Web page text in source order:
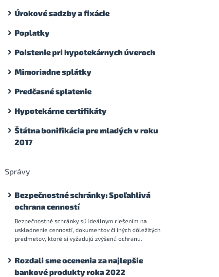
Úrokové sadzby a fixácie
Poplatky
Poistenie pri hypotekárnych úveroch
Mimoriadne splátky
Predčasné splatenie
Hypotekárne certifikáty
Štátna bonifikácia pre mladých v roku
2017
Správy
Bezpečnostné schránky: Spoľahlivá
ochrana cenností
Bezpečnostné schránky sú ideálnym riešením na
uskladnenie cenností, dokumentov či iných dôležitých
predmetov, ktoré si vyžadujú zvýšenú ochranu.
Rozdali sme ocenenia za najlepšie
bankové produkty roka 2022